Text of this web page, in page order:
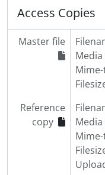
[Item]
[Item]
[Item]
[Item]
[Item]
[Item]
[Item]
[Item]
[Item]
[Item]
[Item]
Access Copies
Master file
Reference
copy